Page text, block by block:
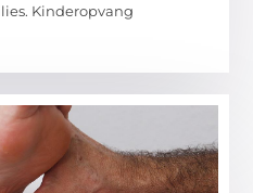
Kinderopvang